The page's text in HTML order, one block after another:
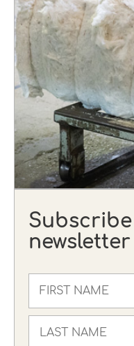
newsletter